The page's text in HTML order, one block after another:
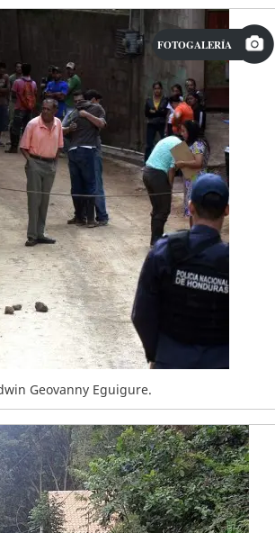
FOTOGALERÍA
Geovanny Eguigure.